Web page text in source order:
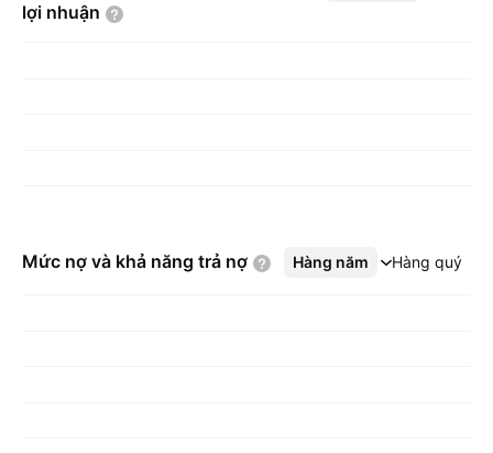
lợi nhuận
Mức nợ và khả năng trả nợ Hàng năm Hàng quý
Xem thêm